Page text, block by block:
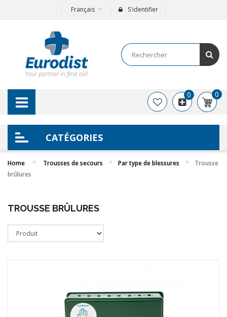
Français S'identifier
CATÉGORIES
0
0
Home Trousses de secours Par type de blessures
Trousse
brûlures
TROUSSE BRÛLURES